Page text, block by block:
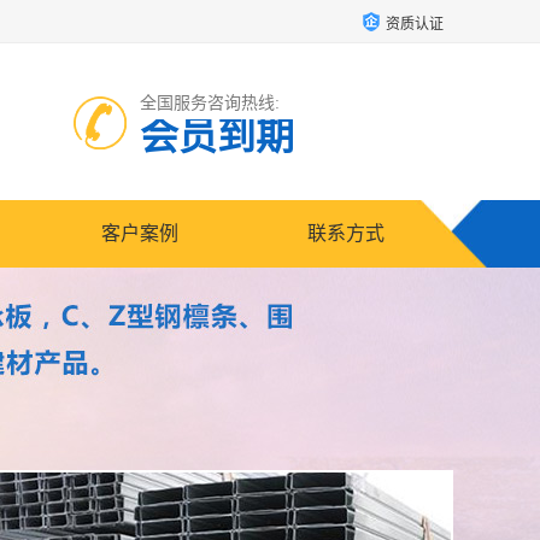
资质认证
全国服务咨询热线:
会员到期
客户案例 联系方式